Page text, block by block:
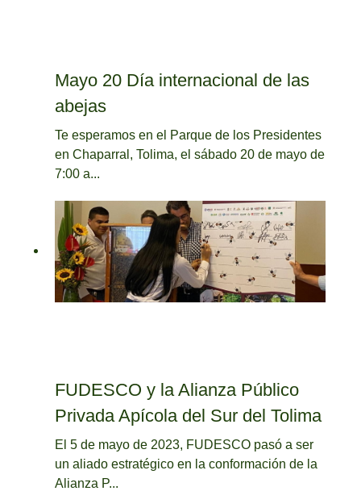
Mayo 20 Día internacional de las
abejas
Te esperamos en el Parque de los Presidentes
en Chaparral, Tolima, el sábado 20 de mayo de
7:00 a...
FUDESCO y la Alianza Público
Privada Apícola del Sur del Tolima
El 5 de mayo de 2023, FUDESCO pasó a ser
un aliado estratégico en la conformación de la
Alianza P...